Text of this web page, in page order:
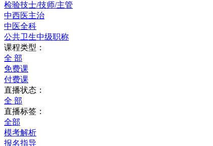
检验技士/技师/主管
中西医主治
中医全科
公共卫生中级职称
课程类型：
全 部
免费课
付费课
直播状态：
全 部
直播标签：
全部
模考解析
报名指导